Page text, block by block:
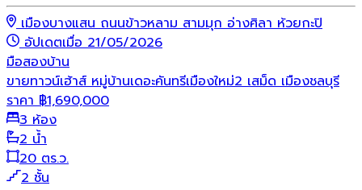
เมืองบางแสน ถนนข้าวหลาม สามมุก อ่างศิลา ห้วยกะปิ
อัปเดตเมื่อ 21/05/2026
มือสองบ้าน
ขายทาวน์เฮ้าส์ หมู่บ้านเดอะคันทรีเมืองใหม่2 เสม็ด เมืองชลบุรี
ราคา ฿1,690,000
3 ห้อง
2 น้ำ
20 ตร.ว.
2 ชั้น